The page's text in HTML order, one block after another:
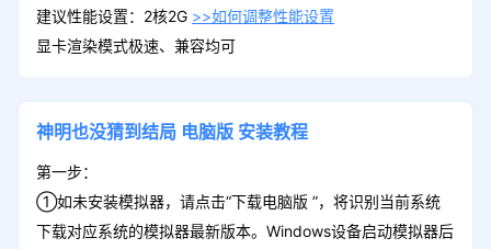
建议性能设置：2核2G >>如何调整性能设置
显卡渲染模式极速、兼容均可
神明也没猜到结局 电脑版 安装教程
第一步：
①如未安装模拟器，请点击“下载电脑版 ”，将识别当前系统
下载对应系统的模拟器最新版本。Windows设备启动模拟器后